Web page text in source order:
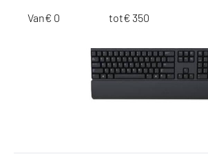
Van€ tot€